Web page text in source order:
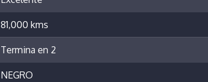
81,000 kms
Termina en 2
NEGRO